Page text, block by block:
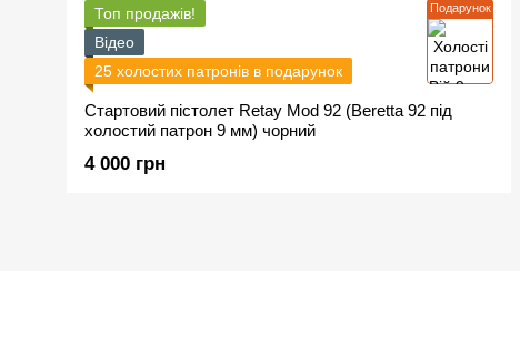
Подарунок
Топ продажів!
Відео
25 холостих патронів в подарунок
Стартовий пістолет Retay Mod 92 (Beretta 92 під
холостий патрон 9 мм) чорний
4 000 грн